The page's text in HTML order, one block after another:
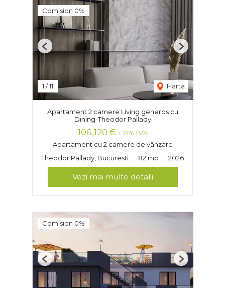
Comision 0%
1 /11 Harta
Previous Next
Apartament 2 camere Living generos cu
Dining-Theodor Pallady
106,120 € + 21% TVA
Apartament cu 2 camere de vânzare
Theodor Pallady, Bucuresti
82 mp 2026
Vezi mai multe detalii
Comision 0%
Previous Next